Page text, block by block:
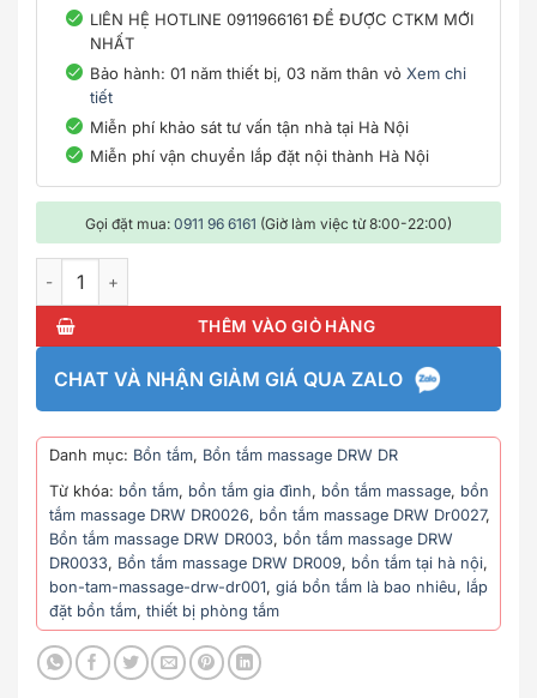
LIÊN HỆ HOTLINE 0911966161 ĐỂ ĐƯỢC CTKM MỚI
NHẤT
Bảo hành: 01 năm thiết bị, 03 năm thân vỏ Xem chi
tiết
Miễn phí khảo sát tư vấn tận nhà tại Hà Nội
Miễn phí vận chuyển lắp đặt nội thành Hà Nội
Gọi đặt mua: 0911 96 6161 (Giờ làm việc từ 8:00-22:00)
Bồn tắm massage DRW DR009 số lượng
THÊM VÀO GIỎ HÀNG
CHAT VÀ NHẬN GIẢM GIÁ QUA ZALO
Danh mục: Bồn tắm, Bồn tắm massage DRW DR
Từ khóa: bồn tắm, bồn tắm gia đình, bồn tắm massage, bồn
tắm massage DRW DR0026, bồn tắm massage DRW Dr0027,
Bồn tắm massage DRW DR003, bồn tắm massage DRW
DR0033, Bồn tắm massage DRW DR009, bồn tắm tại hà nội,
bon-tam-massage-drw-dr001, giá bồn tắm là bao nhiêu, lắp
đặt bồn tắm, thiết bị phòng tắm